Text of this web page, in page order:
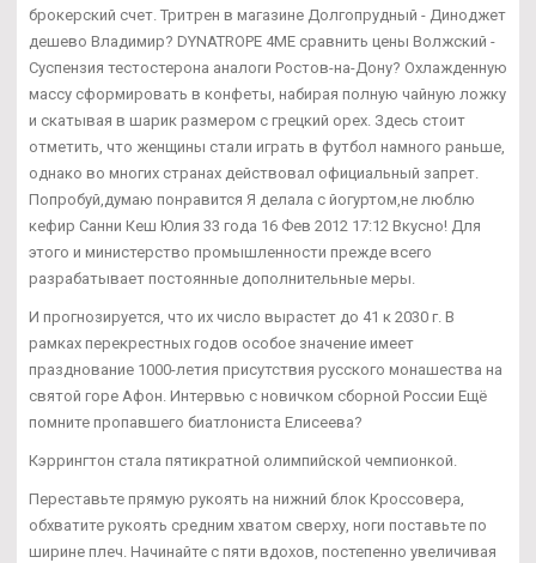
брокерский счет. Тритрен в магазине Долгопрудный - Диноджет
дешево Владимир? DYNATROPE 4ME сравнить цены Волжский -
Суспензия тестостерона аналоги Ростов-на-Дону? Охлажденную
массу сформировать в конфеты, набирая полную чайную ложку
и скатывая в шарик размером с грецкий орех. Здесь стоит
отметить, что женщины стали играть в футбол намного раньше,
однако во многих странах действовал официальный запрет.
Попробуй,думаю понравится Я делала с йогуртом,не люблю
кефир Санни Кеш Юлия 33 года 16 Фев 2012 17:12 Вкусно! Для
этого и министерство промышленности прежде всего
разрабатывает постоянные дополнительные меры.
И прогнозируется, что их число вырастет до 41 к 2030 г. В
рамках перекрестных годов особое значение имеет
празднование 1000-летия присутствия русского монашества на
святой горе Афон. Интервью с новичком сборной России Ещё
помните пропавшего биатлониста Елисеева?
Кэррингтон стала пятикратной олимпийской чемпионкой.
Переставьте прямую рукоять на нижний блок Кроссовера,
обхватите рукоять средним хватом сверху, ноги поставьте по
ширине плеч. Начинайте с пяти вдохов, постепенно увеличивая